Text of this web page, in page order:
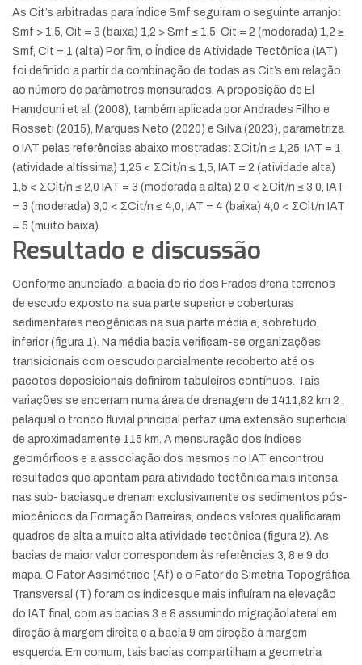
As Cit’s arbitradas para índice Smf seguiram o seguinte arranjo:
Smf > 1,5, Cit = 3 (baixa) 1,2 > Smf ≤ 1,5, Cit = 2 (moderada) 1,2 ≥
Smf, Cit = 1 (alta) Por fim, o Índice de Atividade Tectônica (IAT)
foi definido a partir da combinação de todas as Cit’s em relação
ao número de parâmetros mensurados. A proposição de El
Hamdouni et al. (2008), também aplicada por Andrades Filho e
Rosseti (2015), Marques Neto (2020) e Silva (2023), parametriza
o IAT pelas referências abaixo mostradas: ΣCit/n ≤ 1,25, IAT = 1
(atividade altíssima) 1,25 < ΣCit/n ≤ 1,5, IAT = 2 (atividade alta)
1,5 < ΣCit/n ≤ 2,0 IAT = 3 (moderada a alta) 2,0 < ΣCit/n ≤ 3,0, IAT
= 3 (moderada) 3,0 < ΣCit/n ≤ 4,0, IAT = 4 (baixa) 4,0 < ΣCit/n IAT
= 5 (muito baixa)
Resultado e discussão
Conforme anunciado, a bacia do rio dos Frades drena terrenos
de escudo exposto na sua parte superior e coberturas
sedimentares neogênicas na sua parte média e, sobretudo,
inferior (figura 1). Na média bacia verificam-se organizações
transicionais com oescudo parcialmente recoberto até os
pacotes deposicionais definirem tabuleiros contínuos. Tais
variações se encerram numa área de drenagem de 1411,82 km 2 ,
pelaqual o tronco fluvial principal perfaz uma extensão superficial
de aproximadamente 115 km. A mensuração dos índices
geomórficos e a associação dos mesmos no IAT encontrou
resultados que apontam para atividade tectônica mais intensa
nas sub- baciasque drenam exclusivamente os sedimentos pós-
miocênicos da Formação Barreiras, ondeos valores qualificaram
quadros de alta a muito alta atividade tectônica (figura 2). As
bacias de maior valor correspondem às referências 3, 8 e 9 do
mapa. O Fator Assimétrico (Af) e o Fator de Simetria Topográfica
Transversal (T) foram os índicesque mais influíram na elevação
do IAT final, com as bacias 3 e 8 assumindo migraçãolateral em
direção à margem direita e a bacia 9 em direção à margem
esquerda. Em comum, tais bacias compartilham a geometria